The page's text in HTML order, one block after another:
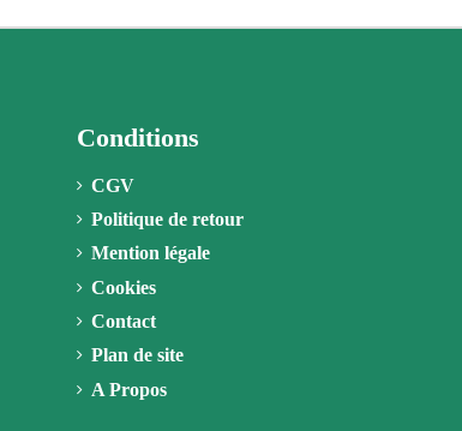
Conditions
CGV
Politique de retour
Mention légale
Cookies
Contact
Plan de site
A Propos